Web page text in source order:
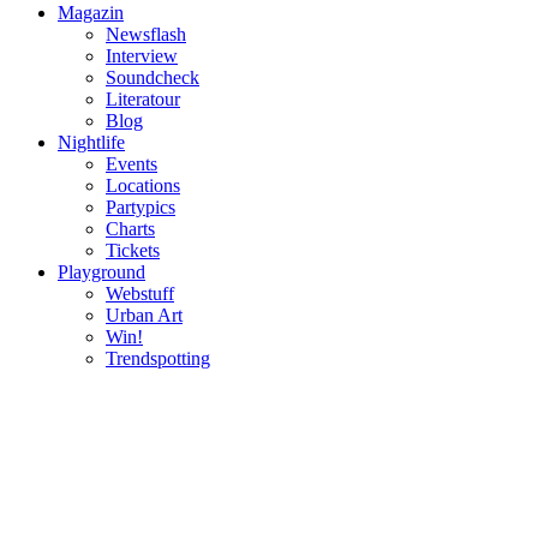
Magazin
Newsflash
Interview
Soundcheck
Literatour
Blog
Nightlife
Events
Locations
Partypics
Charts
Tickets
Playground
Webstuff
Urban Art
Win!
Trendspotting